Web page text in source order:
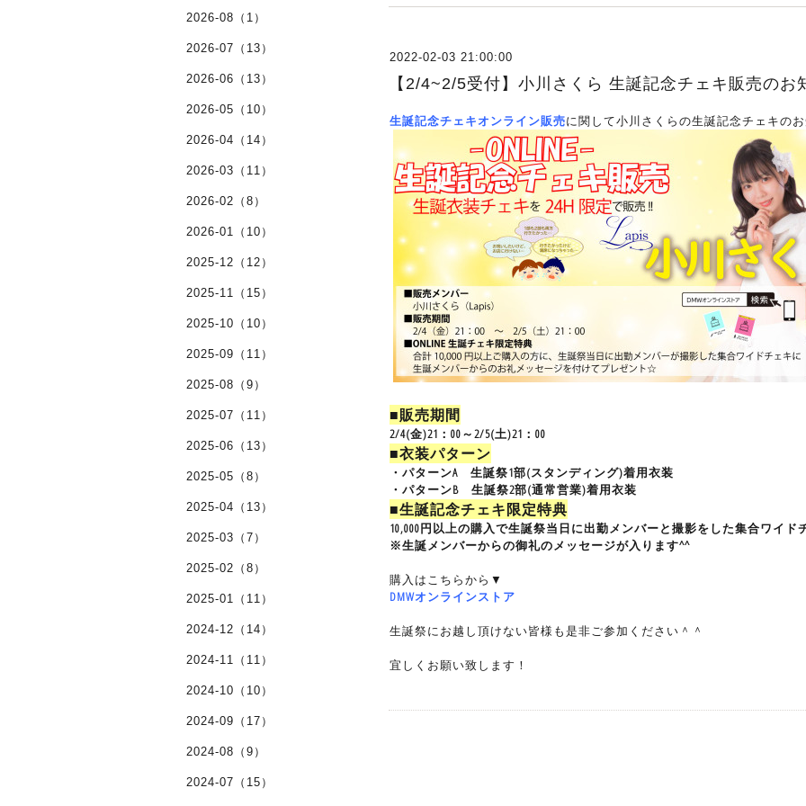
2022-02-03 21:00:00
【2/4~2/5受付】小川さくら 生誕記念チェキ販売のお
生誕記念チェキオンライン販売に関して小川さくらの生誕記念チェキの
■販売期間
2/4(金)21：00～2/5(土)21：00
■衣装パターン
・パターンA 生誕祭1部(スタンディング)着用衣装
・パターンB 生誕祭2部(通常営業)着用衣装
■生誕記念チェキ限定特典
10,000円以上の購入で生誕祭当日に出勤メンバーと撮影をした集合ワイド
※生誕メンバーからの御礼のメッセージが入ります^^
購入はこちらから▼
DMWオンラインストア
生誕祭にお越し頂けない皆様も是非ご参加ください＾＾
宜しくお願い致します！
2026-08（1）
2026-07（13）
2026-06（13）
2026-05（10）
2026-04（14）
2026-03（11）
2026-02（8）
2026-01（10）
2025-12（12）
2025-11（15）
2025-10（10）
2025-09（11）
2025-08（9）
2025-07（11）
2025-06（13）
2025-05（8）
2025-04（13）
2025-03（7）
2025-02（8）
2025-01（11）
2024-12（14）
2024-11（11）
2024-10（10）
2024-09（17）
2024-08（9）
2024-07（15）